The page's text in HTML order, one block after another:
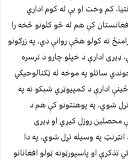
کم وخت او بې له کوم اداري
کې هم له څو کلونو څخه را
ته کولو هڅې روانې دي، په زرګونو
ډیری ادارې د خپلو چارو د ترسره
ساتلو په موخه له ټکنالوجیکي
ادارې د کمپیوټري شبکو نه په
شوي، په پوهنتونو کې هم د
محصلین روزل کیږي او ډيری
په وسیله تړل شوي، په دا
تذکرې او پاسپورټونه ټولو افغانانو